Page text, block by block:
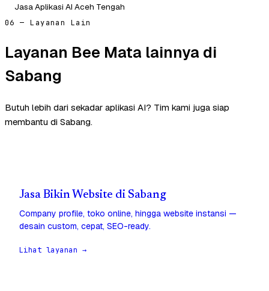
Jasa Aplikasi AI Aceh Tengah
06 — Layanan Lain
Layanan Bee Mata lainnya di
Sabang
Butuh lebih dari sekadar aplikasi AI? Tim kami juga siap
membantu di Sabang.
Jasa Bikin Website di Sabang
Company profile, toko online, hingga website instansi —
desain custom, cepat, SEO-ready.
Lihat layanan →